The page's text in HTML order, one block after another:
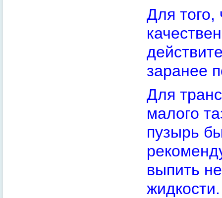
Для того,
заранее
Для
малого
пузырь
выпить
жидкости.